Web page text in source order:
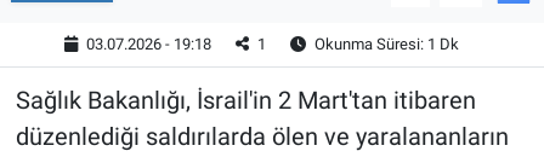
03.07.2026 - 19:18 1 Okunma Süresi: 1 Dk
Sağlık Bakanlığı, İsrail'in 2 Mart'tan itibaren
düzenlediği saldırılarda ölen ve yaralananların